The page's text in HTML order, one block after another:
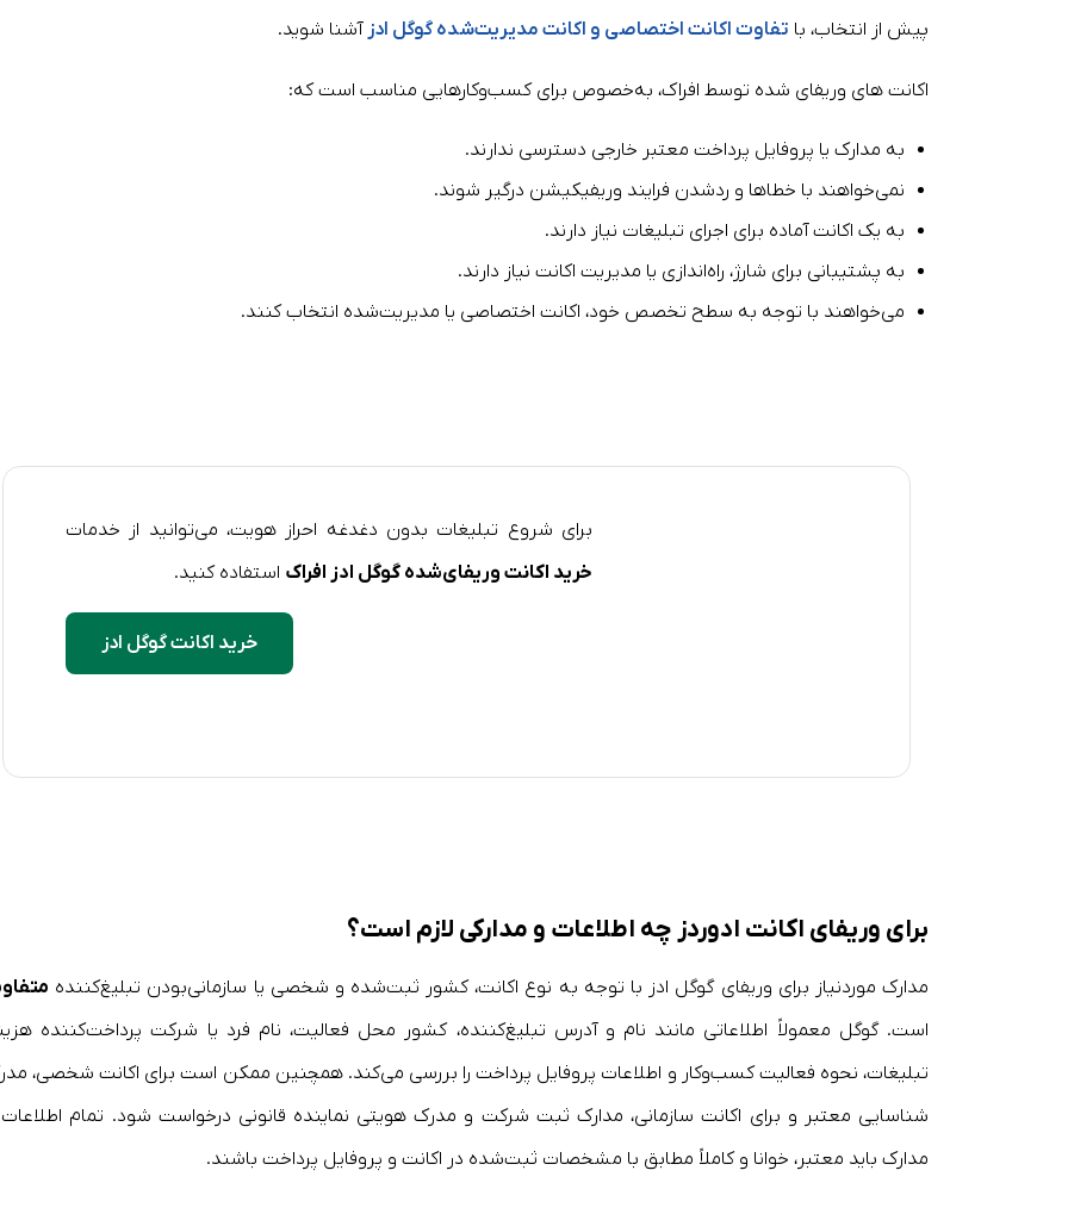
پیش از انتخاب، با تفاوت اکانت اختصاصی و اکانت مدیریت‌شده گوگل ادز آشنا شوید.
اکانت های وریفای شده توسط افراک، به‌خصوص برای کسب‌وکارهایی مناسب است که:
به مدارک یا پروفایل پرداخت معتبر خارجی دسترسی ندارند.
نمی‌خواهند با خطاها و ردشدن فرایند وریفیکیشن درگیر شوند.
به یک اکانت آماده برای اجرای تبلیغات نیاز دارند.
به پشتیبانی برای شارژ، راه‌اندازی یا مدیریت اکانت نیاز دارند.
می‌خواهند با توجه به سطح تخصص خود، اکانت اختصاصی یا مدیریت‌شده انتخاب کنند.
برای شروع تبلیغات بدون دغدغه احراز هویت، می‌توانید از خدمات
خرید اکانت وریفای‌شده گوگل ادز افراک استفاده کنید.
خرید اکانت گوگل ادز
برای وریفای اکانت ادوردز چه اطلاعات و مدارکی لازم است؟
مدارک موردنیاز برای وریفای گوگل ادز با توجه به نوع اکانت، کشور ثبت‌شده و شخصی یا سازمانی‌بودن تبلیغ‌کننده
است. گوگل معمولاً اطلاعاتی مانند نام و آدرس تبلیغ‌کننده، کشور محل فعالیت، نام فرد یا شرکت پرداخت‌کننده
تبلیغات، نحوه فعالیت کسب‌وکار و اطلاعات پروفایل پرداخت را بررسی می‌کند. همچنین ممکن است برای اکانت شخصی،
شناسایی معتبر و برای اکانت سازمانی، مدارک ثبت شرکت و مدرک هویتی نماینده قانونی درخواست شود. تمام
مدارک باید معتبر، خوانا و کاملاً مطابق با مشخصات ثبت‌شده در اکانت و پروفایل پرداخت باشند.